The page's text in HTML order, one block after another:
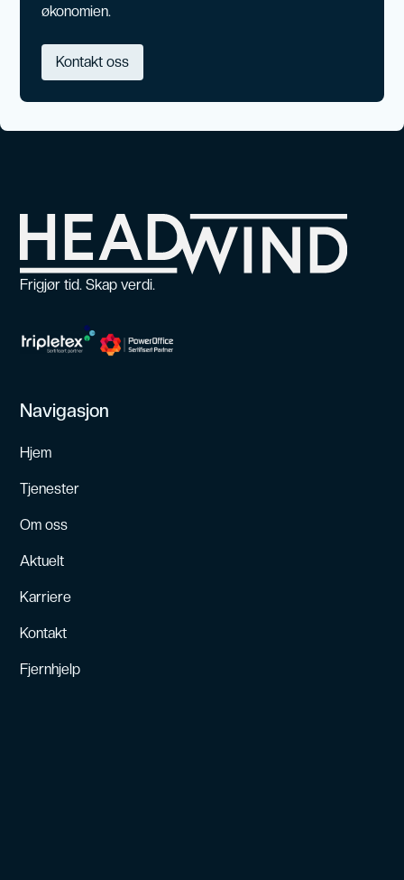
økonomien.
Kontakt oss
Frigjør tid. Skap verdi.
Navigasjon
Hjem
Tjenester
Om oss
Aktuelt
Karriere
Kontakt
Fjernhjelp